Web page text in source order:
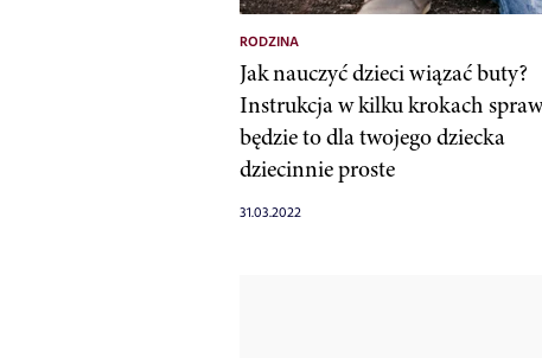
RODZINA
Jak nauczyć dzieci wiązać buty?
Instrukcja w kilku krokach
będzie to dla twojego dziecka
dziecinnie proste
31.03.2022